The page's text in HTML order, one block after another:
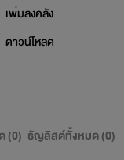
เพิ่มลงคลัง
ดาวน์โหลด
(0) ธัญลิสต์ทั้งหมด (0)